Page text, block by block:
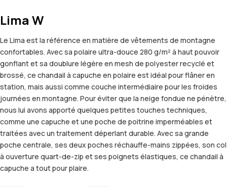
Lima W
Le Lima est la référence en matière de vêtements de montagne
confortables. Avec sa polaire ultra-douce 280 g/m² à haut pouvoir
gonflant et sa doublure légère en mesh de polyester recyclé et
brossé, ce chandail à capuche en polaire est idéal pour flâner en
station, mais aussi comme couche intermédiaire pour les froides
journées en montagne. Pour éviter que la neige fondue ne pénètre,
nous lui avons apporté quelques petites touches techniques,
comme une capuche et une poche de poitrine imperméables et
traitées avec un traitement déperlant durable. Avec sa grande
poche centrale, ses deux poches réchauffe-mains zippées, son col
à ouverture quart-de-zip et ses poignets élastiques, ce chandail à
capuche a tout pour plaire.